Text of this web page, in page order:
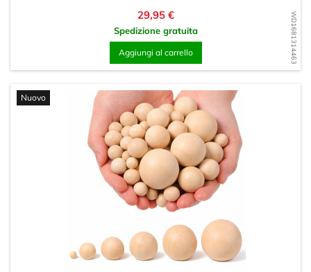
WD1681314463
Prezzo
29,95 €
Spedizione gratuita
Aggiungi al carrello
Nuovo